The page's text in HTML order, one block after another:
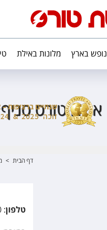
נופש בארץ מלונות באילת
אשת טורס
דף הבית >
טלפון: 08-6835560